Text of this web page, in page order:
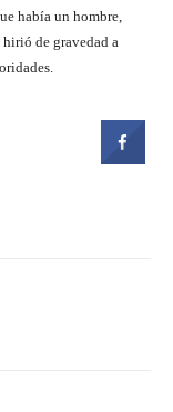
había un hombre,
hirió de gravedad a